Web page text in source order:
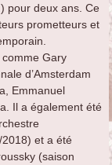
pour deux ans. Ce
prometteurs et
Gary
d’Amsterdam
Emmanuel
Il a également été
et a été
(saison